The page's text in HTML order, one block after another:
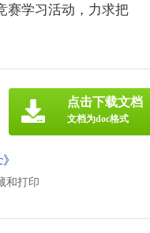
赛学习活动，力求把
和打印
点击下载文档
文档为doc格式